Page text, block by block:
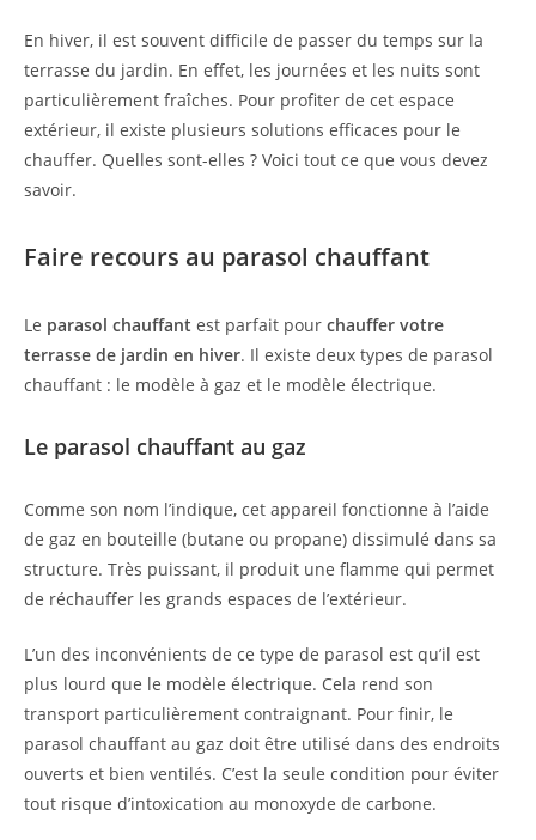
En hiver, il est souvent difficile de passer du temps sur la
terrasse du jardin. En effet, les journées et les nuits sont
particulièrement fraîches. Pour profiter de cet espace
extérieur, il existe plusieurs solutions efficaces pour le
chauffer. Quelles sont-elles ? Voici tout ce que vous devez
savoir.
Faire recours au parasol chauffant
Le parasol chauffant est parfait pour chauffer votre
terrasse de jardin en hiver. Il existe deux types de parasol
chauffant : le modèle à gaz et le modèle électrique.
Le parasol chauffant au gaz
Comme son nom l’indique, cet appareil fonctionne à l’aide
de gaz en bouteille (butane ou propane) dissimulé dans sa
structure. Très puissant, il produit une flamme qui permet
de réchauffer les grands espaces de l’extérieur.
L’un des inconvénients de ce type de parasol est qu’il est
plus lourd que le modèle électrique. Cela rend son
transport particulièrement contraignant. Pour finir, le
parasol chauffant au gaz doit être utilisé dans des endroits
ouverts et bien ventilés. C’est la seule condition pour éviter
tout risque d’intoxication au monoxyde de carbone.